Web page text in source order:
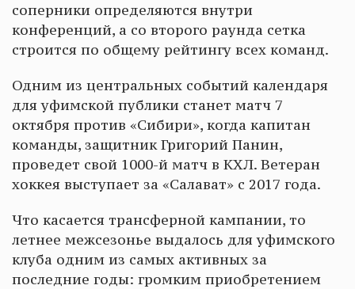
соперники определяются внутри
конференций, а со второго раунда сетка
строится по общему рейтингу всех команд.
Одним из центральных событий календаря
для уфимской публики станет матч 7
октября против «Сибири», когда капитан
команды, защитник Григорий Панин,
проведет свой 1000-й матч в КХЛ. Ветеран
хоккея выступает за «Салават» с 2017 года.
Что касается трансферной кампании, то
летнее межсезонье выдалось для уфимского
клуба одним из самых активных за
последние годы: громким приобретением